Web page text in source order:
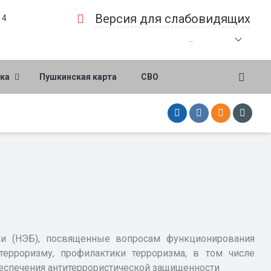
Версия для слабовидящих
Пушкинская карта СВО
(НЭБ), посвященные вопросам функционирования
профилактики терроризма, в том числе
антитеррористической защищенности